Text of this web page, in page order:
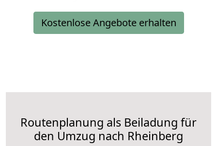
Kostenlose Angebote erhalten
Routenplanung als Beiladung für
den Umzug nach Rheinberg